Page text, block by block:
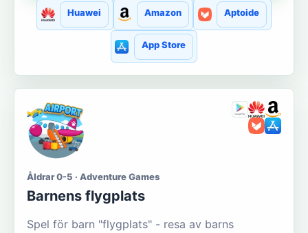
Huawei Amazon Aptoide
App Store
Åldrar 0-5 · Adventure Games
Barnens flygplats
Spel för barn "flygplats" - resa av barns